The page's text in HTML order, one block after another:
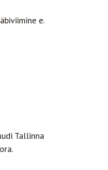
e.
Tallinna